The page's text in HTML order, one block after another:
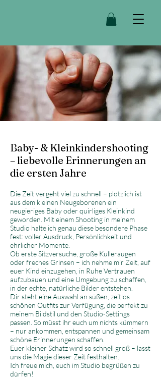
Baby- & Kleinkindershooting
– liebevolle Erinnerungen an
die ersten Jahre
Die Zeit vergeht viel zu schnell – plötzlich ist
aus dem kleinen Neugeborenen ein
neugieriges Baby oder quirliges Kleinkind
geworden. Mit einem Shooting in meinem
Studio halte ich genau diese besondere Phase
fest: voller Ausdruck, Persönlichkeit und
ehrlicher Momente.
Ob erste Sitzversuche, große Kulleraugen
oder freches Grinsen – ich nehme mir Zeit, auf
euer Kind einzugehen, in Ruhe Vertrauen
aufzubauen und eine Umgebung zu schaffen,
in der echte, natürliche Bilder entstehen.
Dir steht eine Auswahl an süßen, zeitlos
schönen Outfits zur Verfügung, die perfekt zu
meinem Bildstil und den Studio-Settings
passen. So müsst ihr euch um nichts kümmern
– nur ankommen, entspannen und gemeinsam
schöne Erinnerungen schaffen.
Euer kleiner Schatz wird so schnell groß – lasst
uns die Magie dieser Zeit festhalten.
Ich freue mich, euch im Studio begrüßen zu
dürfen!